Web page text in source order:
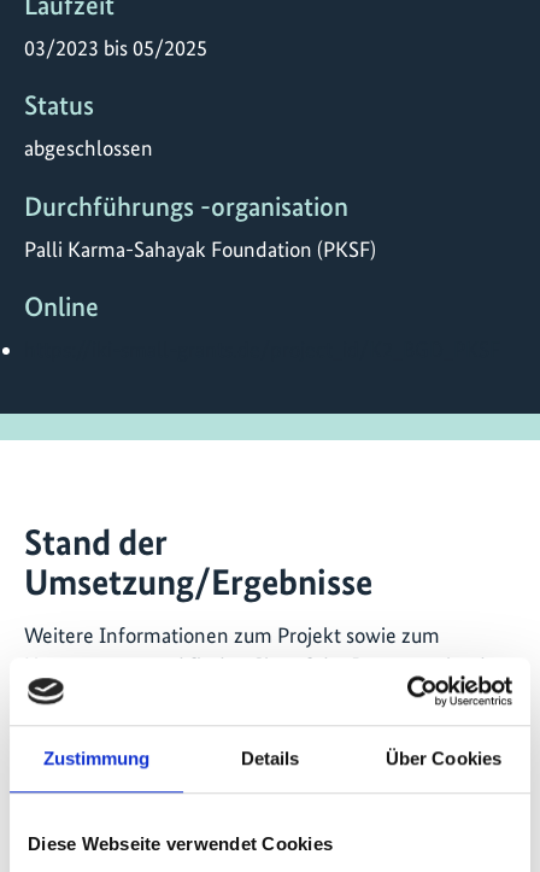
Zustimmung Details Über Cookies
Diese Webseite verwendet Cookies
03/2023 bis 05/2025
Status
abgeschlossen
Durchführungs -organisation
Palli Karma-Sahayak Foundation (PKSF)
Online
Stand der
Umsetzung/Ergebnisse
Weitere Informationen zum Projekt sowie zum
Umsetzungsstand finden Sie auf der Internetseite der
IKI Small Grants:
Letzte Aktualisierung: